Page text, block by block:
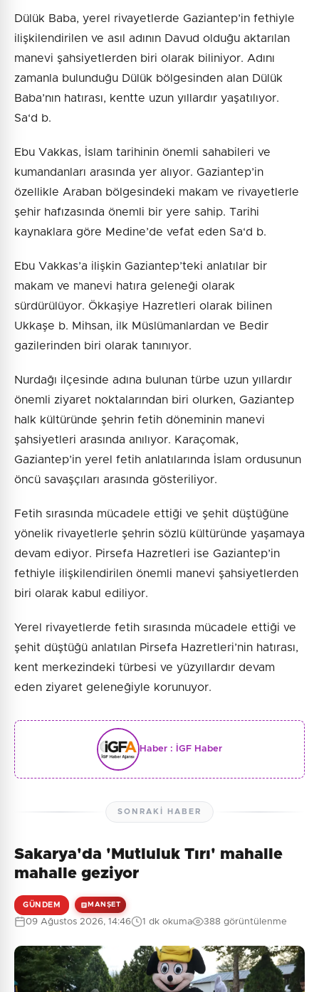
Dülük Baba, yerel rivayetlerde Gaziantep’in fethiyle
ilişkilendirilen ve asıl adının Davud olduğu aktarılan
manevi şahsiyetlerden biri olarak biliniyor. Adını
zamanla bulunduğu Dülük bölgesinden alan Dülük
Baba’nın hatırası, kentte uzun yıllardır yaşatılıyor.
Sa‘d b.
Ebu Vakkas, İslam tarihinin önemli sahabileri ve
kumandanları arasında yer alıyor. Gaziantep’in
özellikle Araban bölgesindeki makam ve rivayetlerle
şehir hafızasında önemli bir yere sahip. Tarihi
kaynaklara göre Medine’de vefat eden Sa‘d b.
Ebu Vakkas’a ilişkin Gaziantep’teki anlatılar bir
makam ve manevi hatıra geleneği olarak
sürdürülüyor. Ökkaşiye Hazretleri olarak bilinen
Ukkaşe b. Mihsan, ilk Müslümanlardan ve Bedir
gazilerinden biri olarak tanınıyor.
Nurdağı ilçesinde adına bulunan türbe uzun yıllardır
önemli ziyaret noktalarından biri olurken, Gaziantep
halk kültüründe şehrin fetih döneminin manevi
şahsiyetleri arasında anılıyor. Karaçomak,
Gaziantep’in yerel fetih anlatılarında İslam ordusunun
öncü savaşçıları arasında gösteriliyor.
Fetih sırasında mücadele ettiği ve şehit düştüğüne
yönelik rivayetlerle şehrin sözlü kültüründe yaşamaya
devam ediyor. Pirsefa Hazretleri ise Gaziantep’in
fethiyle ilişkilendirilen önemli manevi şahsiyetlerden
biri olarak kabul ediliyor.
Yerel rivayetlerde fetih sırasında mücadele ettiği ve
şehit düştüğü anlatılan Pirsefa Hazretleri’nin hatırası,
kent merkezindeki türbesi ve yüzyıllardır devam
eden ziyaret geleneğiyle korunuyor.
Haber : İGF Haber
SONRAKI HABER
Sakarya'da 'Mutluluk Tırı' mahalle
mahalle geziyor
GÜNDEM MANŞET
09 Ağustos 2026, 14:46 1 dk okuma 388 görüntülenme